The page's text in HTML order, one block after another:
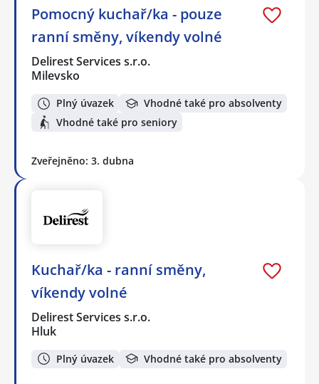
Pomocný kuchař/ka - pouze
ranní směny, víkendy volné
Delirest Services s.r.o.
Milevsko
Plný úvazek
Vhodné také pro absolventy
Vhodné také pro seniory
Zveřejněno: 3. dubna
Kuchař/ka - ranní směny,
víkendy volné
Delirest Services s.r.o.
Hluk
Plný úvazek Vhodné také pro absolventy